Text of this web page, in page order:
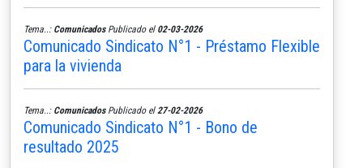
Tema..: ComunicadosPublicado el 02-03-2026
Comunicado Sindicato N°1 - Préstamo Flexible
para la vivienda
Tema..: ComunicadosPublicado el 27-02-2026
Comunicado Sindicato N°1 - Bono de
resultado 2025